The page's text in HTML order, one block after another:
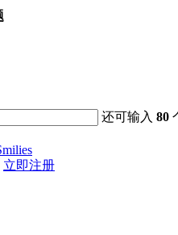
还可输入80
立即注册